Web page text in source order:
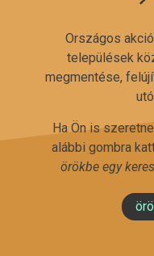
Országos
települések
megmentése,
Ha Ön is
alábbi gombra
örökbe egy